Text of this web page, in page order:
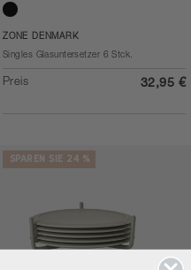
Black
ZONE DENMARK
Singles Glasuntersetzer 6 Stck.
Preis 32,95 €
SPAREN SIE 24 %